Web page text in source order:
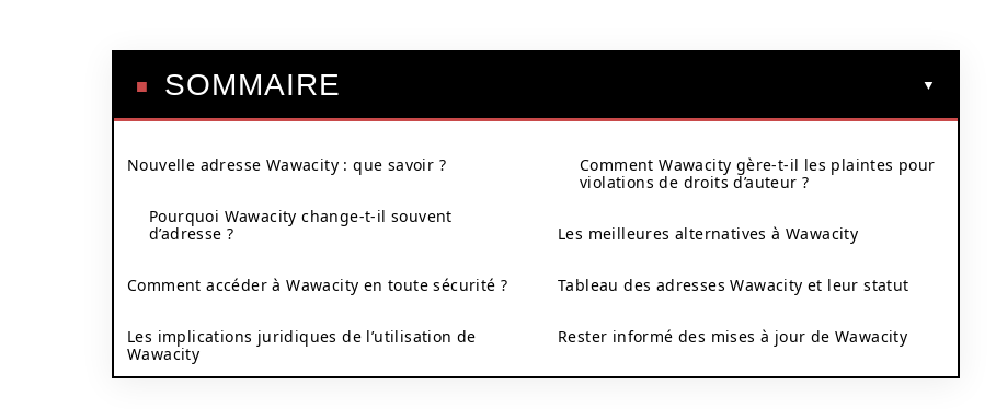
SOMMAIRE
Nouvelle adresse Wawacity : que savoir ?
Pourquoi Wawacity change-t-il souvent
d’adresse ?
Comment accéder à Wawacity en toute sécurité ?
Les implications juridiques de l’utilisation de
Wawacity
Comment Wawacity gère-t-il les plaintes pour
violations de droits d’auteur ?
Les meilleures alternatives à Wawacity
Tableau des adresses Wawacity et leur statut
Rester informé des mises à jour de Wawacity